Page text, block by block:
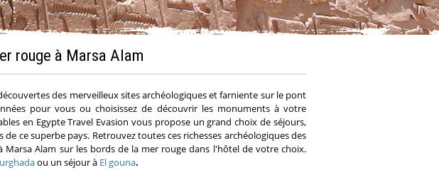
rouge à Marsa Alam
des merveilleux sites archéologiques et farniente sur le pont
pour vous ou choisissez de découvrir les monuments à votre
en Egypte Travel Evasion vous propose un grand choix de séjours,
ce superbe pays. Retrouvez toutes ces richesses archéologiques des
Marsa Alam sur les bords de la mer rouge dans l'hôtel de votre choix.
ou un séjour à El gouna.